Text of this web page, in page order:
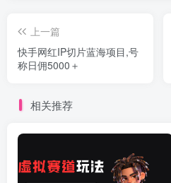
上一篇
快手网红IP切片蓝海项目,号
称日佣5000＋
相关推荐